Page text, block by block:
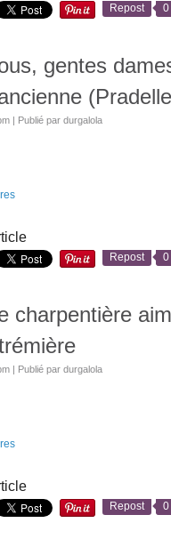
Repost 0
gentes
| Publié par durgalola
Repost 0
charpentière
| Publié par durgalola
Repost 0